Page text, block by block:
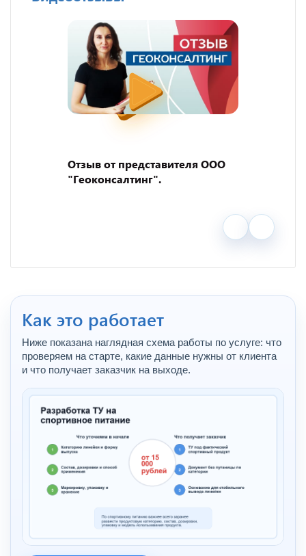
Отзыв от представителя ООО
"Геоконсалтинг".
Как это работает
Ниже показана наглядная схема работы по услуге: что
проверяем на старте, какие данные нужны от клиента
и что получает заказчик на выходе.